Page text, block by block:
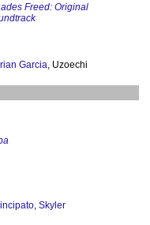
Freed: Original
Garcia, Uzoechi
, Skyler